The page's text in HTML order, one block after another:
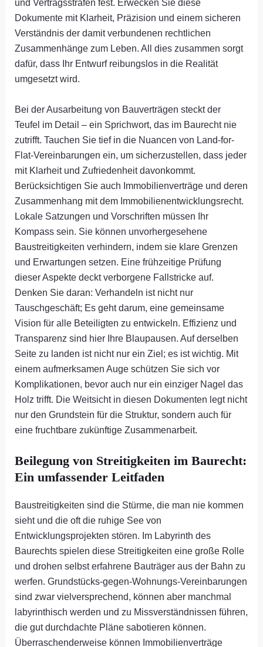
und Vertragsstrafen fest. Erwecken Sie diese
Dokumente mit Klarheit, Präzision und einem sicheren
Verständnis der damit verbundenen rechtlichen
Zusammenhänge zum Leben. All dies zusammen sorgt
dafür, dass Ihr Entwurf reibungslos in die Realität
umgesetzt wird.
Bei der Ausarbeitung von Bauverträgen steckt der
Teufel im Detail – ein Sprichwort, das im Baurecht nie
zutrifft. Tauchen Sie tief in die Nuancen von Land-for-
Flat-Vereinbarungen ein, um sicherzustellen, dass jeder
mit Klarheit und Zufriedenheit davonkommt.
Berücksichtigen Sie auch Immobilienverträge und deren
Zusammenhang mit dem Immobilienentwicklungsrecht.
Lokale Satzungen und Vorschriften müssen Ihr
Kompass sein. Sie können unvorhergesehene
Baustreitigkeiten verhindern, indem sie klare Grenzen
und Erwartungen setzen. Eine frühzeitige Prüfung
dieser Aspekte deckt verborgene Fallstricke auf.
Denken Sie daran: Verhandeln ist nicht nur
Tauschgeschäft; Es geht darum, eine gemeinsame
Vision für alle Beteiligten zu entwickeln. Effizienz und
Transparenz sind hier Ihre Blaupausen. Auf derselben
Seite zu landen ist nicht nur ein Ziel; es ist wichtig. Mit
einem aufmerksamen Auge schützen Sie sich vor
Komplikationen, bevor auch nur ein einziger Nagel das
Holz trifft. Die Weitsicht in diesen Dokumenten legt nicht
nur den Grundstein für die Struktur, sondern auch für
eine fruchtbare zukünftige Zusammenarbeit.
Beilegung von Streitigkeiten im Baurecht:
Ein umfassender Leitfaden
Baustreitigkeiten sind die Stürme, die man nie kommen
sieht und die oft die ruhige See von
Entwicklungsprojekten stören. Im Labyrinth des
Baurechts spielen diese Streitigkeiten eine große Rolle
und drohen selbst erfahrene Bauträger aus der Bahn zu
werfen. Grundstücks-gegen-Wohnungs-Vereinbarungen
sind zwar vielversprechend, können aber manchmal
labyrinthisch werden und zu Missverständnissen führen,
die gut durchdachte Pläne sabotieren können.
Überraschenderweise können Immobilienverträge